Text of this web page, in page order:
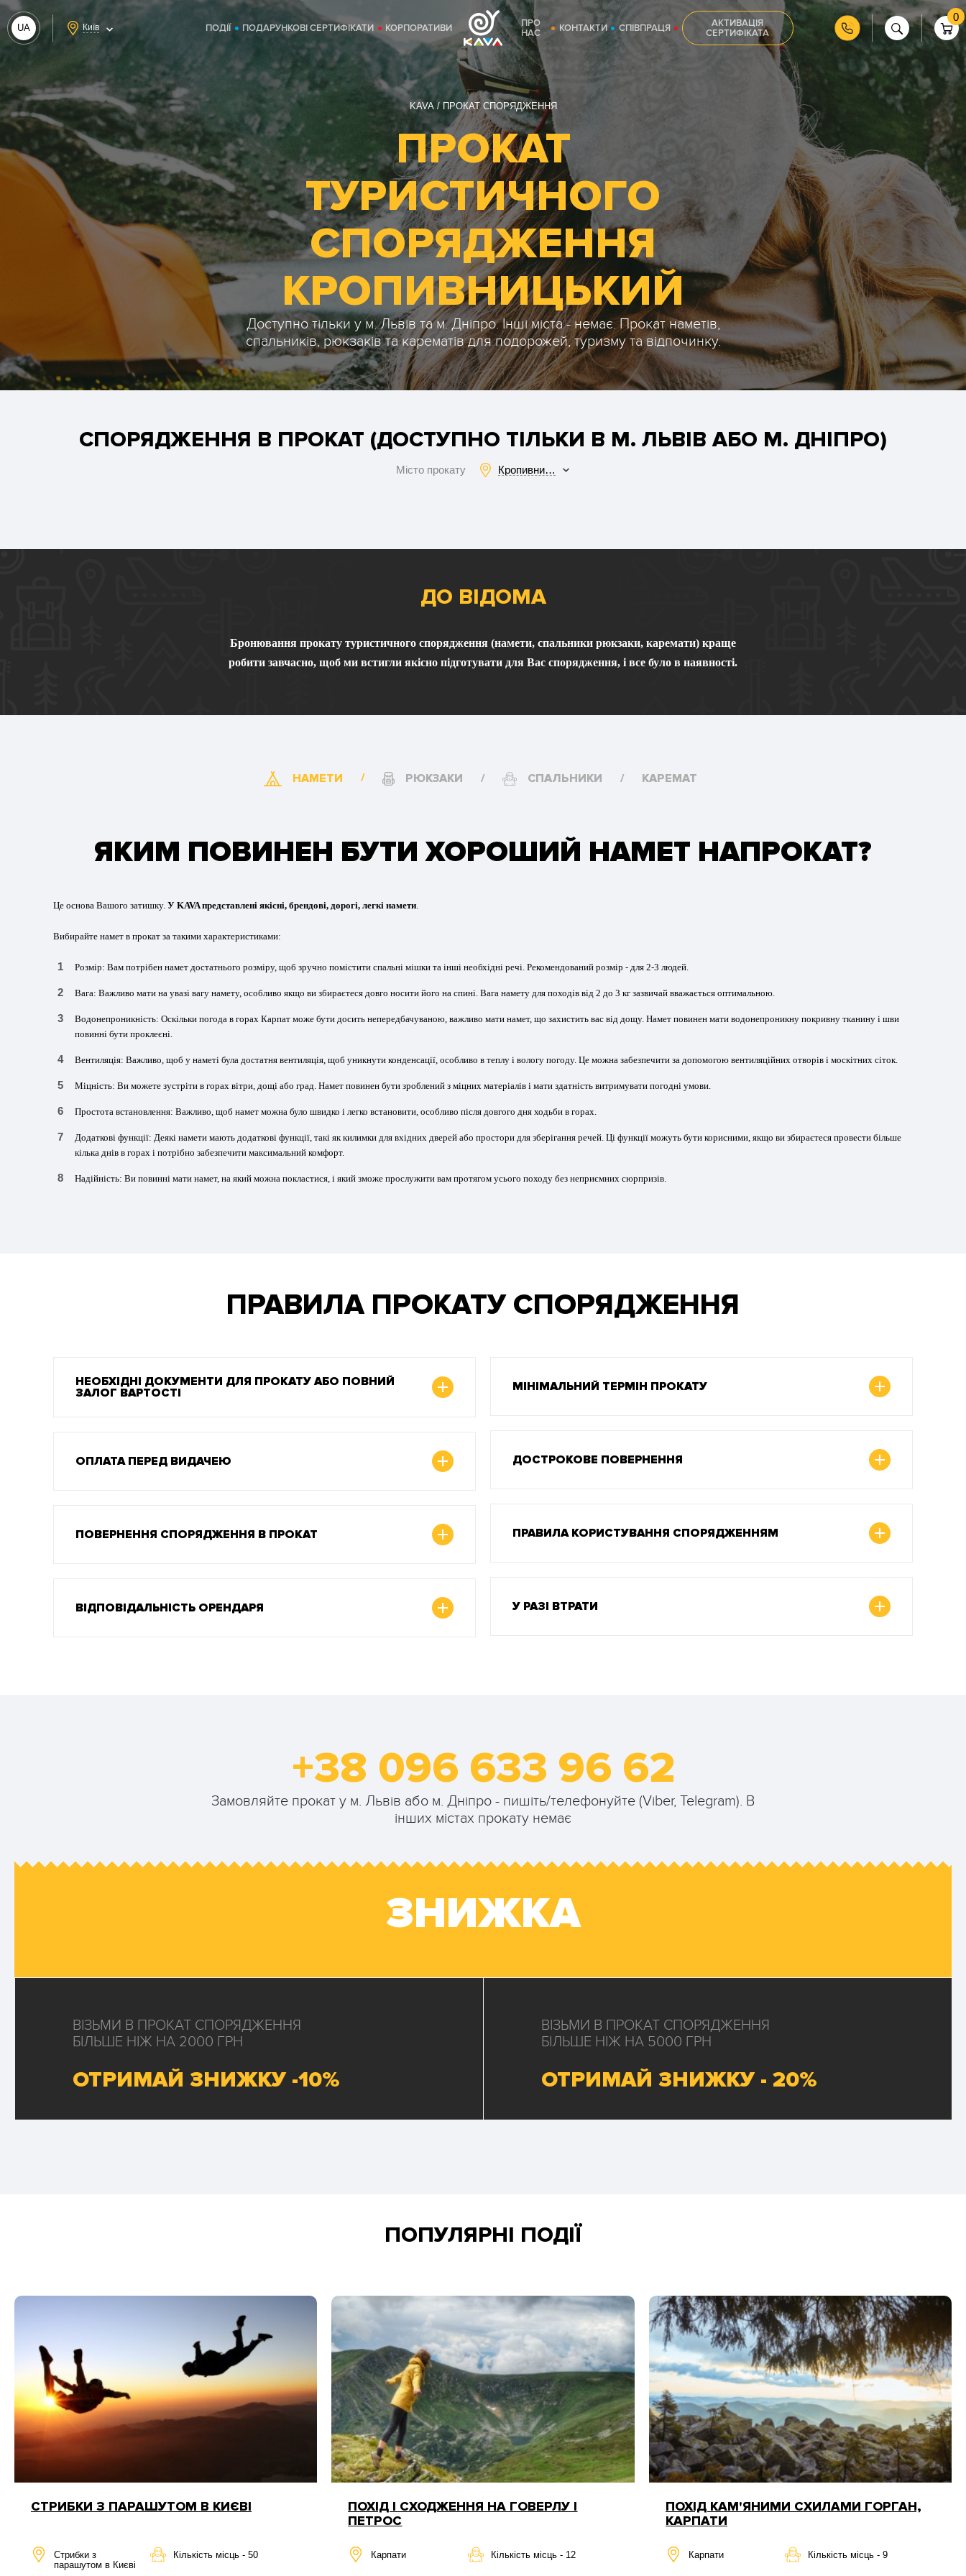
UA Київ ПОДІЇ ПОДАРУНКОВІ СЕРТИФІКАТИ КОРПОРАТИВИ
ПРО
НАС
КОНТАКТИ СПІВПРАЦЯ
АКТИВАЦІЯ
СЕРТИФІКАТА
0
KAVA ПРОКАТ СПОРЯДЖЕННЯ
ПРОКАТ
ТУРИСТИЧНОГО
СПОРЯДЖЕННЯ
КРОПИВНИЦЬКИЙ
Доступно тільки у м. Львів та м. Дніпро. Інші міста - немає. Прокат наметів,
спальників, рюкзаків та карематів для подорожей, туризму та відпочинку.
СПОРЯДЖЕННЯ В ПРОКАТ (ДОСТУПНО ТІЛЬКИ В М. ЛЬВІВ АБО М. ДНІПРО)
Місто прокату Кропивницький
ДО ВІДОМА
Бронювання прокату туристичного спорядження (намети, спальники рюкзаки, каремати) краще
робити завчасно, щоб ми встигли якісно підготувати для Вас спорядження, і все було в наявності.
НАМЕТИ РЮКЗАКИ СПАЛЬНИКИ КАРЕМАТ
ЯКИМ ПОВИНЕН БУТИ ХОРОШИЙ НАМЕТ НАПРОКАТ?
Це основа Вашого затишку.У KAVA представлені якісні, брендові, дорогі, легкі намети
Вибирайте намет в прокат за такими характеристиками:
Розмір: Вам потрібен намет достатнього розміру, щоб зручно помістити спальні мішки та інші необхідні речі. Рекомендований розмір - для 2-3 людей.
Вага: Важливо мати на увазі вагу намету, особливо якщо ви збираєтеся довго носити його на спині. Вага намету для походів від 2 до 3 кг зазвичай вважається оптимальною.
Водонепроникність: Оскільки погода в горах Карпат може бути досить непередбачуваною, важливо мати намет, що захистить вас від дощу. Намет повинен мати водонепроникну покривну тканину і шви
повинні бути проклеєні.
Вентиляція: Важливо, щоб у наметі була достатня вентиляція, щоб уникнути конденсації, особливо в теплу і вологу погоду. Це можна забезпечити за допомогою вентиляційних отворів і москітних сіток.
Міцність: Ви можете зустріти в горах вітри, дощі або град. Намет повинен бути зроблений з міцних матеріалів і мати здатність витримувати погодні умови.
Простота встановлення: Важливо, щоб намет можна було швидко і легко встановити, особливо після довгого дня ходьби в горах.
Додаткові функції: Деякі намети мають додаткові функції, такі як килимки для вхідних дверей або простори для зберігання речей. Ці функції можуть бути корисними, якщо ви збираєтеся провести більше
кілька днів в горах і потрібно забезпечити максимальний комфорт.
Надійність: Ви повинні мати намет, на який можна покластися, і який зможе прослужити вам протягом усього походу без неприємних сюрпризів.
ПРАВИЛА ПРОКАТУ СПОРЯДЖЕННЯ
НЕОБХІДНІ ДОКУМЕНТИ ДЛЯ ПРОКАТУ АБО ПОВНИЙ
ЗАЛОГ ВАРТОСТІ
ОПЛАТА ПЕРЕД ВИДАЧЕЮ
ПОВЕРНЕННЯ СПОРЯДЖЕННЯ В ПРОКАТ
ВІДПОВІДАЛЬНІСТЬ ОРЕНДАРЯ
МІНІМАЛЬНИЙ ТЕРМІН ПРОКАТУ
ДОСТРОКОВЕ ПОВЕРНЕННЯ
ПРАВИЛА КОРИСТУВАННЯ СПОРЯДЖЕННЯМ
У РАЗІ ВТРАТИ
+38 096 633 96 62
Замовляйте прокат у м. Львів або м. Дніпро - пишіть/телефонуйте (Viber, Telegram). В
інших містах прокату немає
ЗНИЖКА
ВІЗЬМИ В ПРОКАТ СПОРЯДЖЕННЯ
БІЛЬШЕ НІЖ НА 2000 ГРН
ОТРИМАЙ ЗНИЖКУ -10%
ВІЗЬМИ В ПРОКАТ СПОРЯДЖЕННЯ
БІЛЬШЕ НІЖ НА 5000 ГРН
ОТРИМАЙ ЗНИЖКУ - 20%
ПОПУЛЯРНІ ПОДІЇ
СТРИБКИ З ПАРАШУТОМ В КИЄВІ
Стрибки з
парашутом в Києві
Кількість місць - 50
ПОХІД І СХОДЖЕННЯ НА ГОВЕРЛУ І
ПЕТРОС
Карпати Кількість місць - 12
ПОХІД КАМ'ЯНИМИ СХИЛАМИ ГОРГАН,
КАРПАТИ
Карпати Кількість місць - 9